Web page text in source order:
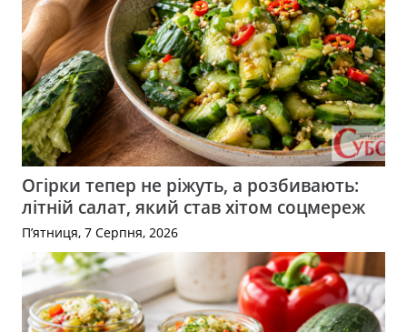
Огірки тепер не ріжуть, а розбивають:
літній салат, який став хітом соцмереж
П’ятниця, 7 Серпня, 2026